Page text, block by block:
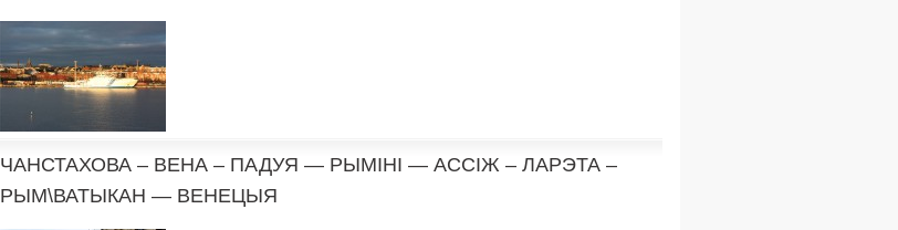
ЧАНСТАХОВА – ВЕНА – ПАДУЯ — РЫМІНІ — АССІЖ – ЛАРЭТА –
РЫМ\ВАТЫКАН — ВЕНЕЦЫЯ